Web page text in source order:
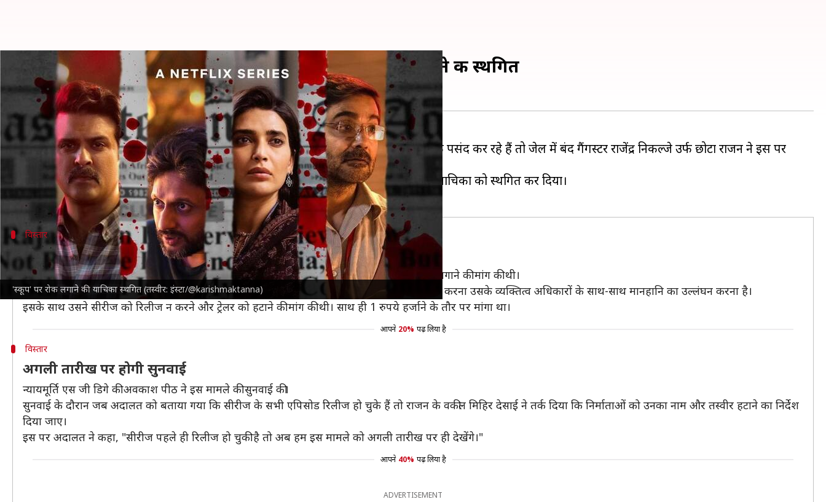
'स्कूप' पर रोक लगाने की याचिका स्थगित (तस्वीर: इंस्टा/@karishmaktanna)
'स्कूप' पर रोक लगाने की छोटा राजन की याचिका बॉम्बे हाई कोर्ट ने की स्थगित
लेखन मेघा Jun 02, 2023 07:03 pm
क्या है खबर?
हंसल मेहताकी सीरीज 'स्कूप' आज यह नेटफ्लिक्स पर रिलीज हो गई है। एक ओर सीरीज को दर्शक पसंद कर रहे हैं तो जेल में बंद गैंगस्टर राजेंद्र निकल्जे उर्फ छोटा राजन ने इस पर
प्रतिबंध लगाने की मांग की थी।
राजन ने गुरुवार को अदालत का रुख किया था, जिस परबॉम्बे हाई कोर्टने सुनवाई करते हुए उसकी याचिका को स्थगित कर दिया।
विस्तार
राजन ने मांगा था 1 रुपये का हर्जाना
राजन ने सीरीज की रिलीज से एक दिन पहले 1 जून को अदालत में याचिका दायर कर 'स्कूप' पर प्रतिबंध लगाने की मांग की थी।
राजन का कहना है कि उसके व्यक्तित्व की विशेषताओं का उपयोग या दुरुपयोग उसकी पूर्व सहमति के बिना करना उसके व्यक्तित्व अधिकारों के साथ-साथ मानहानि का उल्लंघन करना है।
इसके साथ उसने सीरीज को रिलीज न करने और ट्रेलर को हटाने की मांग की थी। साथ ही 1 रुपये हर्जाने के तौर पर मांगा था।
आपने 20% पढ़ लिया है
विस्तार
अगली तारीख पर होगी सुनवाई
न्यायमूर्ति एस जी डिगे की अवकाश पीठ ने इस मामले की सुनवाई की।
सुनवाई के दौरान जब अदालत को बताया गया कि सीरीज के सभी एपिसोड रिलीज हो चुके हैं तो राजन के वकील मिहिर देसाई ने तर्क दिया कि निर्माताओं को उनका नाम और तस्वीर हटाने का निर्देश
दिया जाए।
इस पर अदालत ने कहा, "सीरीज पहले ही रिलीज हो चुकी है तो अब हम इस मामले को अगली तारीख पर ही देखेंगे।"
आपने 40% पढ़ लिया है
ADVERTISEMENT